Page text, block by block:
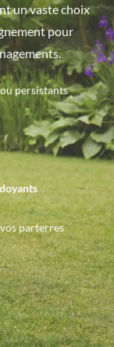
un vaste choix
pour
persistants
parterres